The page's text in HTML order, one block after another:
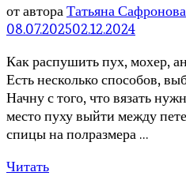
от автораТатьяна Сафронова
08.07.202502.12.2024
Как распушить пух, мохер,
Есть несколько способов,
Начну с того, что вязать
место пуху выйти между
спицы на полразмера …
Читать